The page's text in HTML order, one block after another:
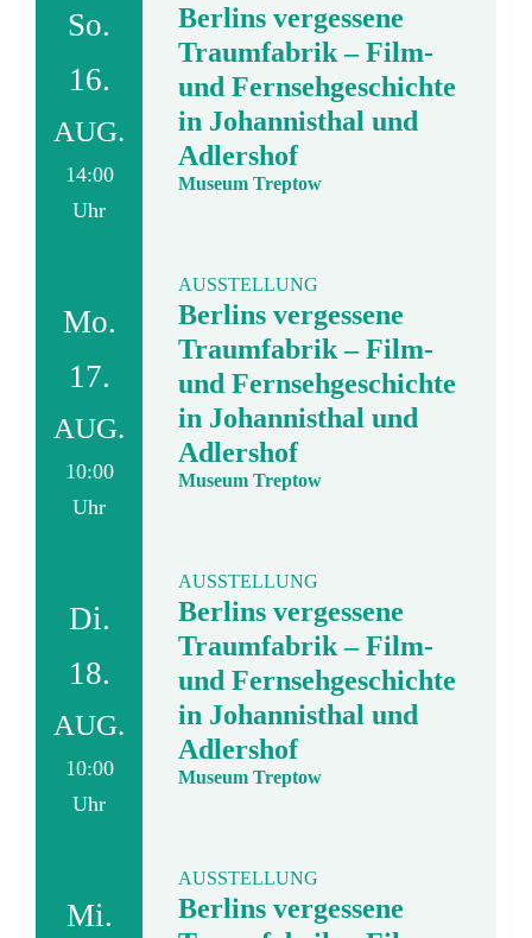
So.
16.
AUG.
14:00
Uhr
Berlins vergessene
Traumfabrik – Film-
und Fernsehgeschichte
in Johannisthal und
Adlershof
Museum Treptow
Mo.
17.
AUG.
10:00
Uhr
AUSSTELLUNG
Berlins vergessene
Traumfabrik – Film-
und Fernsehgeschichte
in Johannisthal und
Adlershof
Museum Treptow
Di.
18.
AUG.
10:00
Uhr
AUSSTELLUNG
Berlins vergessene
Traumfabrik – Film-
und Fernsehgeschichte
in Johannisthal und
Adlershof
Museum Treptow
Mi.
AUSSTELLUNG
Berlins vergessene